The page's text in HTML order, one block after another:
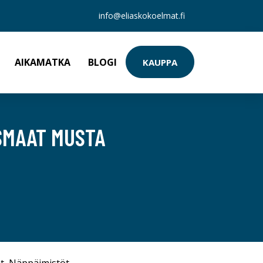
info@eliaskokoelmat.fi
AIKAMATKA BLOGI KAUPPA
MUSTA